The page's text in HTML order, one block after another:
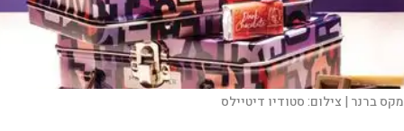
מקס ברנר | צילום:סטודיו דיטיילס